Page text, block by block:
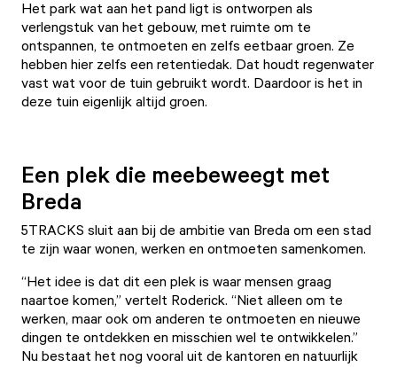
Het park wat aan het pand ligt is ontworpen als
verlengstuk van het gebouw, met ruimte om te
ontspannen, te ontmoeten en zelfs eetbaar groen. Ze
hebben hier zelfs een retentiedak. Dat houdt regenwater
vast wat voor de tuin gebruikt wordt. Daardoor is het in
deze tuin eigenlijk altijd groen.
Een plek die meebeweegt met
Breda
5TRACKS sluit aan bij de ambitie van Breda om een stad
te zijn waar wonen, werken en ontmoeten samenkomen.
“Het idee is dat dit een plek is waar mensen graag
naartoe komen,” vertelt Roderick. “Niet alleen om te
werken, maar ook om anderen te ontmoeten en nieuwe
dingen te ontdekken en misschien wel te ontwikkelen.”
Nu bestaat het nog vooral uit de kantoren en natuurlijk